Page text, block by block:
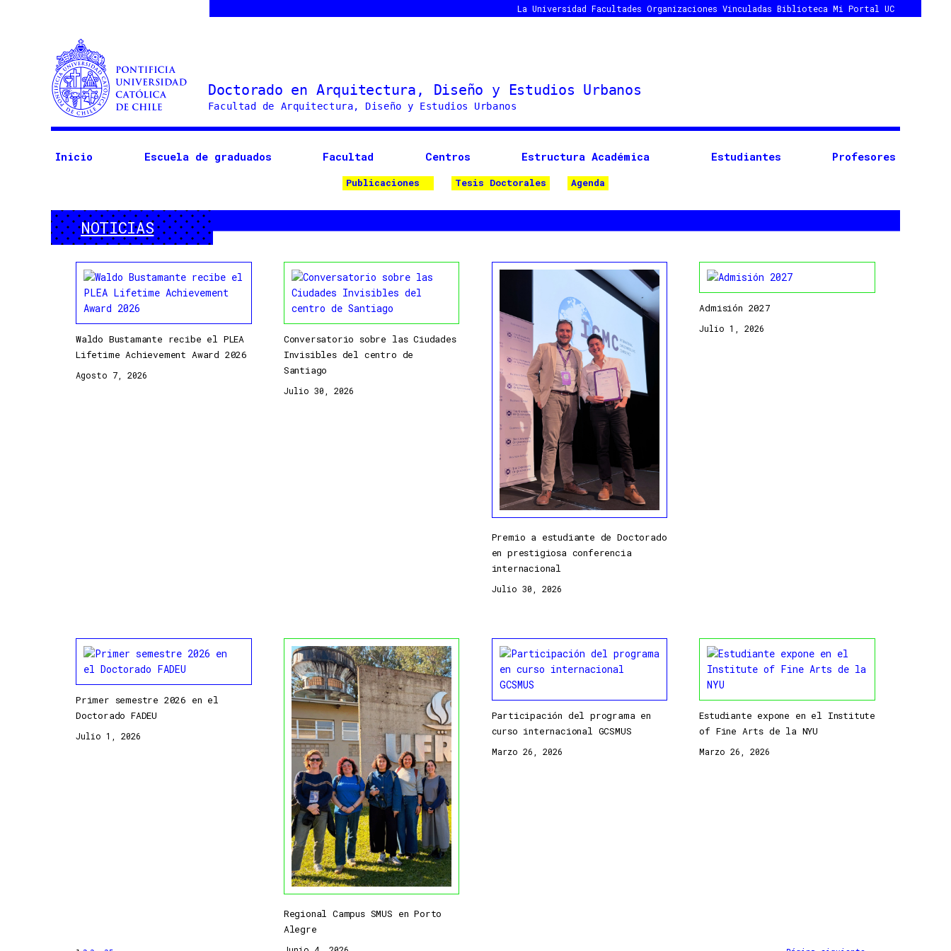
La Universidad Facultades Organizaciones Vinculadas Biblioteca Mi Portal UC
Doctorado
Arquitectura
Inicio Escuela de graduados Facultad Centros Estructura Académica Estudiantes Profesores
Publicaciones Tesis Doctorales Agenda
NOTICIAS
Waldo Bustamante recibe el PLEA
Lifetime Achievement Award 2026
Agosto 7, 2026
Conversatorio sobre las Ciudades
Invisibles del centro de
Santiago
Julio 30, 2026
Premio a estudiante de Doctorado
en prestigiosa conferencia
internacional
Julio 30, 2026
Admisión 2027
Julio 1, 2026
Primer semestre 2026 en el
Doctorado FADEU
Julio 1, 2026
Regional Campus SMUS en Porto
Alegre
Participación del programa en
curso internacional GCSMUS
Marzo 26, 2026
Estudiante expone en el Institute
of Fine Arts de la NYU
Marzo 26, 2026